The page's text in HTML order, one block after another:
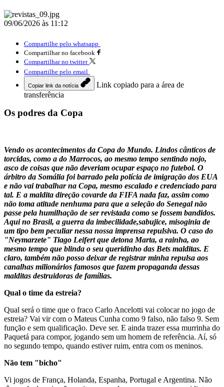
09/06/2026 às 11:12
Compartilhe pelo whatsapp
Compartilhar no facebook
Compartilhar no twitter
Compartilhe pelo email
Copiar link da notícia
Link copiado para a área de
transferência
Os podres da Copa
Vendo os acontecimentos da Copa do Mundo. Lindos cânticos de
torcidas, como a do Marrocos, ao mesmo tempo sentindo nojo,
asco de coisas que não deveriam ocupar espaço no futebol. O
árbitro da Somália foi barrado pela polícia de imigração dos EUA
e não vai trabalhar na Copa, mesmo escalado e credenciado para
tal. E a maldita direção covarde da FIFA nada faz, assim como
não toma atitude nenhuma para que a seleção do Senegal não
passe pela humilhação de ser revistada como se fossem bandidos.
Aqui no Brasil, a guerra da imbecilidade,sabujice, misoginia de
um tipo bem peculiar nessa nossa imprensa repulsiva. O caso do
"Neymarzete" Tiago Leifert que detona Marta, a rainha, ao
mesmo tempo que blinda o seu queridinho das Bets malditas. E
claro, também não posso deixar de registrar minha repulsa aos
canalhas milionários famosos que fazem propaganda dessas
malditas destruidoras de famílias.
Qual o time da estreia?
Qual será o time que o fraco Carlo Ancelotti vai colocar no jogo de
estreia? Vai vir com o Mateus Cunha como 9 falso, não falso 9. Sem
função e sem qualificação. Deve ser. E ainda trazer essa murrinha do
Paquetá para compor, jogando sem um homem de referência. Aí, só
no segundo tempo, quando estiver ruim, entra com os meninos.
Não tem "bicho"
Vi jogos de França, Holanda, Espanha, Portugal e Argentina. Não